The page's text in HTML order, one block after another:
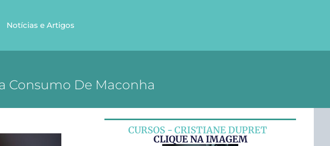
Notícias e Artigos
Consumo De Maconha
CURSOS - CRISTIANE DUPRET
CLIQUE NA IMAGEM